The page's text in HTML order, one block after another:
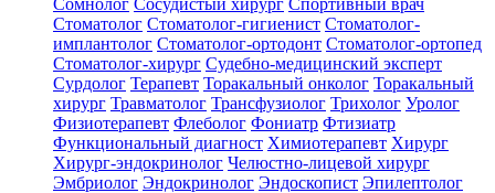
Сомнолог Сосудистый хирург Спортивный врач
Стоматолог Стоматолог-гигиенист Стоматолог-
имплантолог Стоматолог-ортодонт Стоматолог-ортопед
Стоматолог-хирург Судебно-медицинский эксперт
Сурдолог Терапевт Торакальный онколог Торакальный
хирург Травматолог Трансфузиолог Трихолог Уролог
Физиотерапевт Флеболог Фониатр Фтизиатр
Функциональный диагност Химиотерапевт Хирург
Хирург-эндокринолог Челюстно-лицевой хирург
Эмбриолог Эндокринолог Эндоскопист Эпилептолог